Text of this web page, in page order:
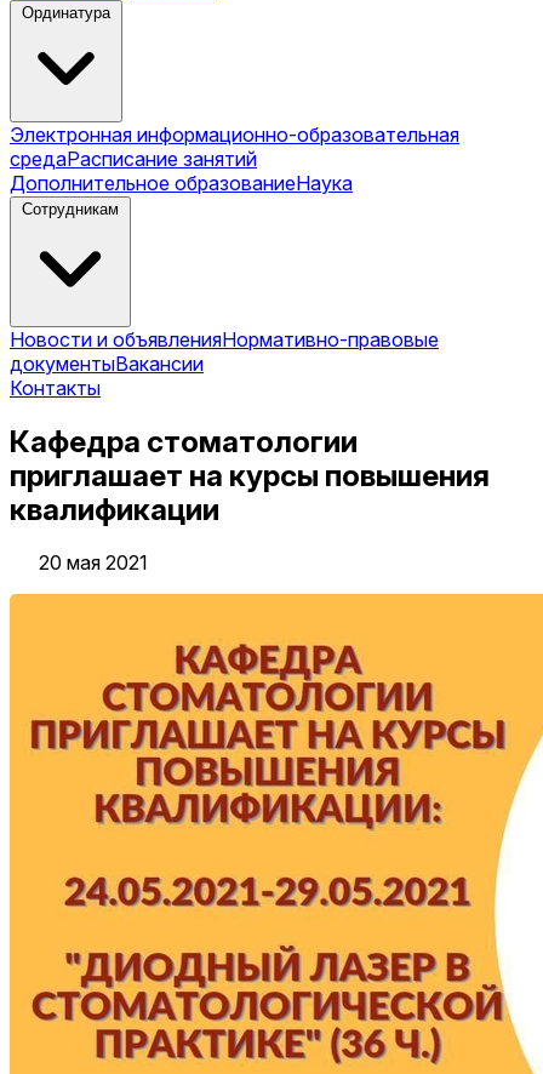
Ординатура
Электронная информационно-образовательная
средаРасписание занятий
Дополнительное образованиеНаука
Сотрудникам
Новости и объявленияНормативно-правовые
документыВакансии
Контакты
Кафедра стоматологии
приглашает на курсы повышения
квалификации
20 мая 2021